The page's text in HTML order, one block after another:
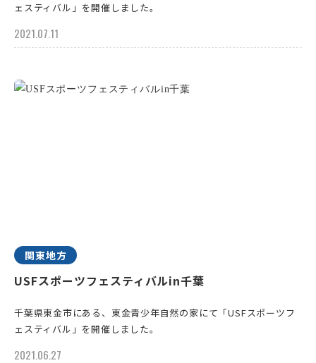
ェスティバル」を開催しました。
2021.07.11
関東地方
USFスポーツフェスティバルin千葉
千葉県東金市にある、東金青少年自然の家にて「USFスポーツフ
ェスティバル」を開催しました。
2021.06.27